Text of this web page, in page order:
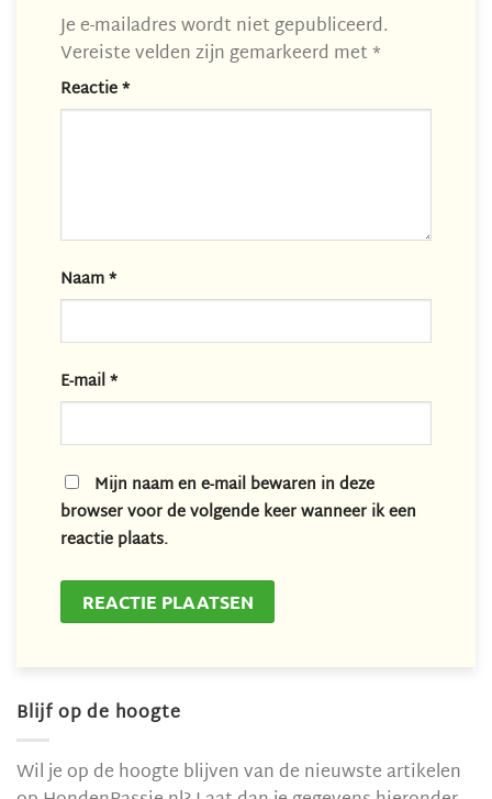
Je e-mailadres wordt niet gepubliceerd.
Vereiste velden zijn gemarkeerd met*
Reactie*
Naam*
E-mail*
Mijn naam en e-mail bewaren in deze
browser voor de volgende keer wanneer ik een
reactie plaats.
Blijf op de hoogte
Wil je op de hoogte blijven van de nieuwste artikelen